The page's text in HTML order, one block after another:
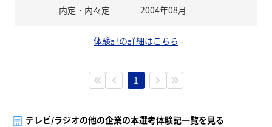
内定・内々定
2004年08月
体験記の詳細はこちら
1
テレビ/ラジオの他の企業の本選考体験記一覧を見る